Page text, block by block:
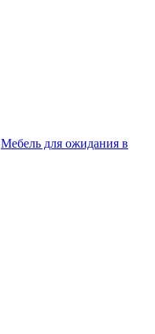
Мебель для ожидания в